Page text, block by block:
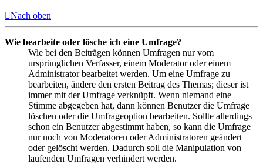
Nach oben
Wie bearbeite oder lösche ich eine Umfrage?
Wie bei den Beiträgen können Umfragen nur vom
ursprünglichen Verfasser, einem Moderator oder einem
Administrator bearbeitet werden. Um eine Umfrage zu
bearbeiten, ändere den ersten Beitrag des Themas; dieser ist
immer mit der Umfrage verknüpft. Wenn niemand eine
Stimme abgegeben hat, dann können Benutzer die Umfrage
löschen oder die Umfrageoption bearbeiten. Sollte allerdings
schon ein Benutzer abgestimmt haben, so kann die Umfrage
nur noch von Moderatoren oder Administratoren geändert
oder gelöscht werden. Dadurch soll die Manipulation von
laufenden Umfragen verhindert werden.